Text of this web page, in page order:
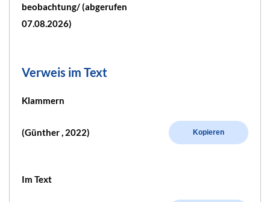
beobachtung/ (abgerufen
07.08.2026)
Verweis im Text
Klammern
(Günther , 2022) Kopieren
Im Text